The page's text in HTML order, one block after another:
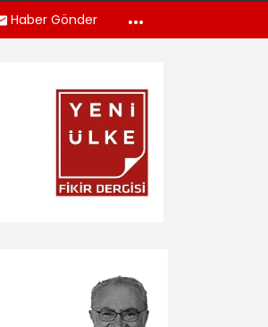
Haber Gönder